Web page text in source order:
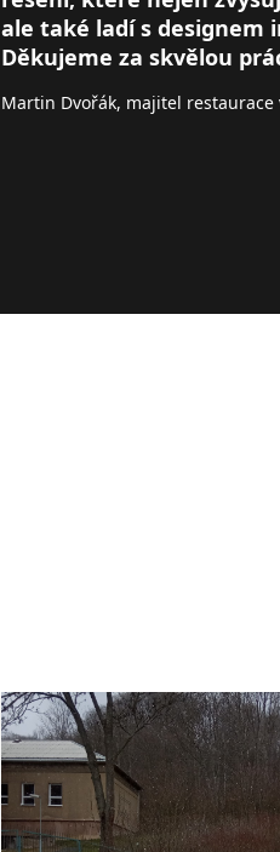
ale také ladí s designem
Děkujeme za skvělou
Martin Dvořák, majitel restaurace